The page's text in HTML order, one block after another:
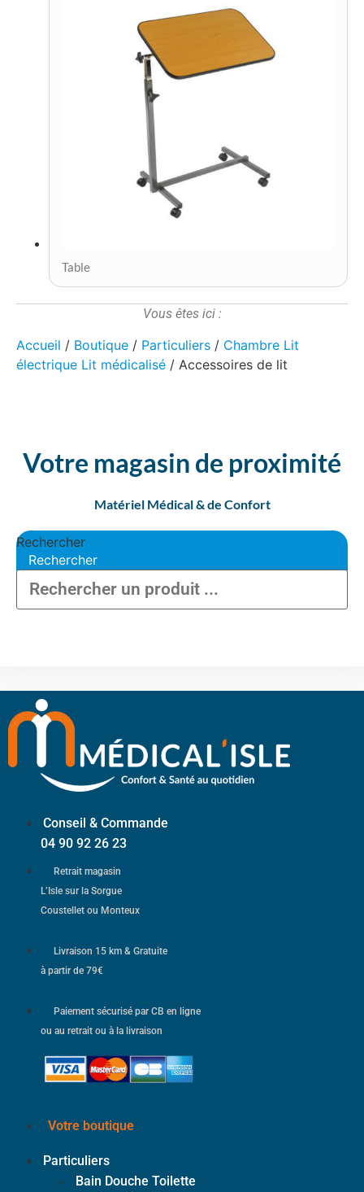
Table
Vous êtes ici :
Accueil / Boutique / Particuliers / Chambre Lit
électrique Lit médicalisé / Accessoires de lit
Votre magasin de proximité
Matériel Médical & de Confort
Rechercher
Rechercher
Conseil & Commande
04 90 92 26 23
Retrait magasin
L’Isle sur la Sorgue
Coustellet ou Monteux
Livraison 15 km & Gratuite
à partir de 79€
Paiement sécurisé par CB en ligne
ou au retrait ou à la livraison
Votre boutique
Particuliers
Bain Douche Toilette